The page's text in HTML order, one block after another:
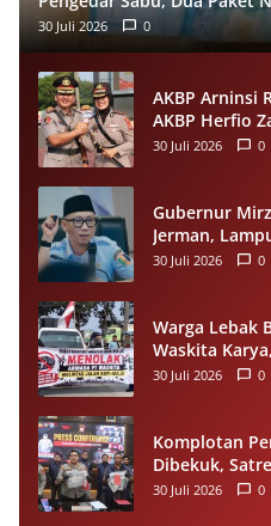
Tersangka
30 Juli 2026 0
AKBP Arninsi
AKBP Herfio
Reskrimsus
30 Juli 2026 0
Gubernur
Jerman,
Pekerja
30 Juli 2026 0
Warga Lebak
Waskita
Besar
30 Juli 2026 0
Komplotan
Dibekuk,
Tangkap 4
30 Juli 2026 0